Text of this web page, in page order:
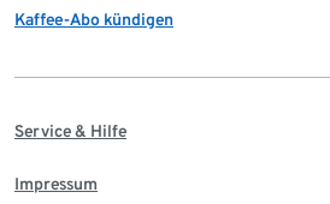
Kaffee-Abo kündigen
Service & Hilfe
Impressum